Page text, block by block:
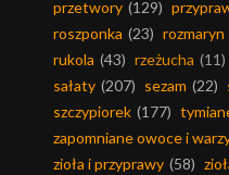
przetwory (129)
roszponka (23) rozmaryn
rukola (43) rzeżucha (11)
sałaty (207) sezam (22)
szczypiorek (177)
zapomniane owoce i
zioła i przyprawy (58)